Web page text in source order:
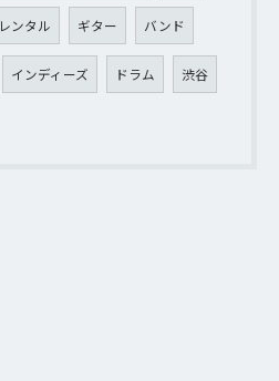
レンタル ギター バンド
インディーズ ドラム 渋谷